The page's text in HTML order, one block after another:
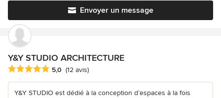
Envoyer un message
Y&Y STUDIO ARCHITECTURE
Note moyenne : 5 étoiles sur 5
5,0 (12 avis)
Y&Y STUDIO est dédié à la conception d’espaces à la fois